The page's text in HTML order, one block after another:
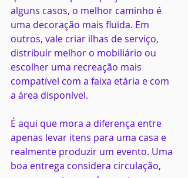
alguns casos, o melhor caminho é
uma decoração mais fluida. Em
outros, vale criar ilhas de serviço,
distribuir melhor o mobiliário ou
escolher uma recreação mais
compatível com a faixa etária e com
a área disponível.
É aqui que mora a diferença entre
apenas levar itens para uma casa e
realmente produzir um evento. Uma
boa entrega considera circulação,